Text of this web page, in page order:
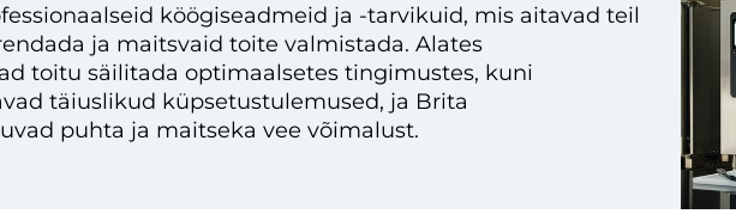
köögiseadmeid ja -tarvikuid, mis aitavad teil
ja maitsvaid toite valmistada. Alates
toitu säilitada optimaalsetes tingimustes, kuni
täiuslikud küpsetustulemused, ja Brita
puhta ja maitseka vee võimalust.